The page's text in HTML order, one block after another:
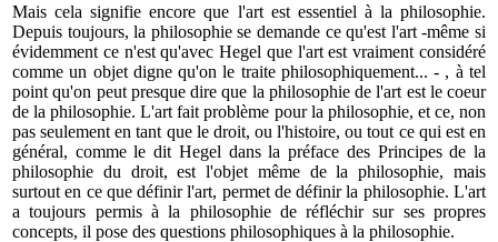
Mais cela signifie encore que l'art est essentiel à la philosophie.
Depuis toujours, la philosophie se demande ce qu'est l'art -même si
évidemment ce n'est qu'avec Hegel que l'art est vraiment considéré
comme un objet digne qu'on le traite philosophiquement... - , à tel
point qu'on peut presque dire que la philosophie de l'art est le coeur
de la philosophie. L'art fait problème pour la philosophie, et ce, non
pas seulement en tant que le droit, ou l'histoire, ou tout ce qui est en
général, comme le dit Hegel dans la préface des Principes de la
philosophie du droit, est l'objet même de la philosophie, mais
surtout en ce que définir l'art, permet de définir la philosophie. L'art
a toujours permis à la philosophie de réfléchir sur ses propres
concepts, il pose des questions philosophiques à la philosophie.